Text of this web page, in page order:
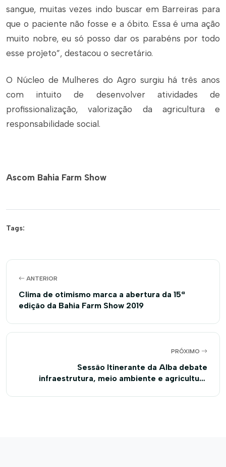
sangue, muitas vezes indo buscar em Barreiras para
que o paciente não fosse e a óbito. Essa é uma ação
muito nobre, eu só posso dar os parabéns por todo
esse projeto”, destacou o secretário.
O Núcleo de Mulheres do Agro surgiu há três anos
com intuito de desenvolver atividades de
profissionalização, valorização da agricultura e
responsabilidade social.
Ascom Bahia Farm Show
Tags:
ANTERIOR
Clima de otimismo marca a abertura da 15ª
edição da Bahia Farm Show 2019
PRÓXIMO
Sessão Itinerante da Alba debate
infraestrutura, meio ambiente e agricultura